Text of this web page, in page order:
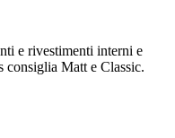
e rivestimenti interni e
consiglia Matt e Classic.